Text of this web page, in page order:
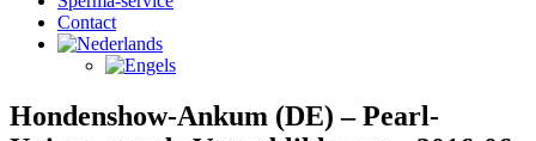
Contact
Hondenshow-Ankum (DE) – Pearl-